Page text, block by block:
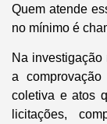
Quem atende
no mínimo é
Na
a
coletiva e atos
licitações,